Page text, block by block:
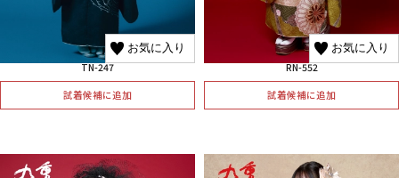
お気に入り
TN-247
試着候補に追加
お気に入り
RN-552
試着候補に追加